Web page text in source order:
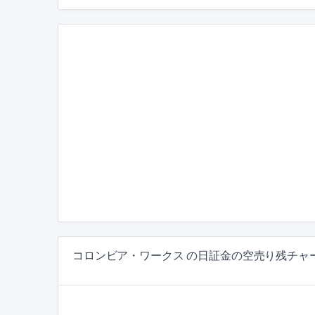
コロンビア・ワークス の日証金の空売り残チャ